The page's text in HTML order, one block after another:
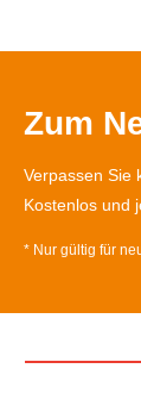
Zum
Verpassen Sie
Kostenlos und
* Nur gültig für